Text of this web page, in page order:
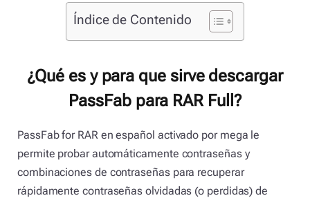
Índice de Contenido
¿Qué es y para que sirve descargar
PassFab para RAR Full?
PassFab for RAR en español activado por mega le
permite probar automáticamente contraseñas y
combinaciones de contraseñas para recuperar
rápidamente contraseñas olvidadas (o perdidas) de